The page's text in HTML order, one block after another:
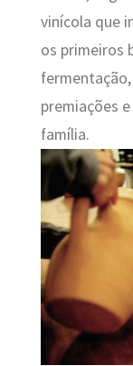
vinícola que
os primeiros
premiações
família.